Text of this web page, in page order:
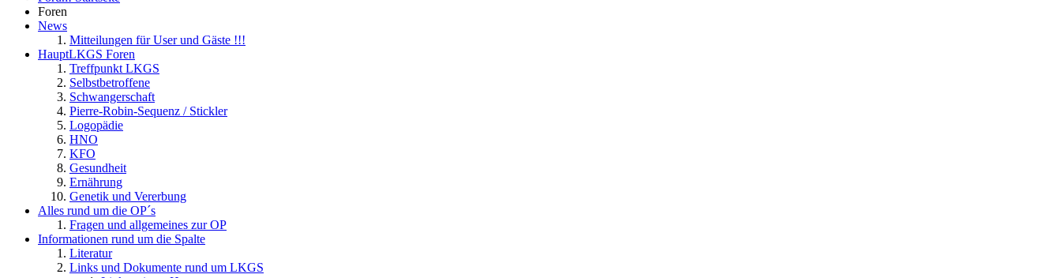
Foren
News
Mitteilungen für User und Gäste !!!
HauptLKGS Foren
Treffpunkt LKGS
Selbstbetroffene
Schwangerschaft
Pierre-Robin-Sequenz / Stickler
Logopädie
HNO
KFO
Gesundheit
Ernährung
Genetik und Vererbung
Alles rund um die OP´s
Fragen und allgemeines zur OP
Informationen rund um die Spalte
Literatur
Links und Dokumente rund um LKGS